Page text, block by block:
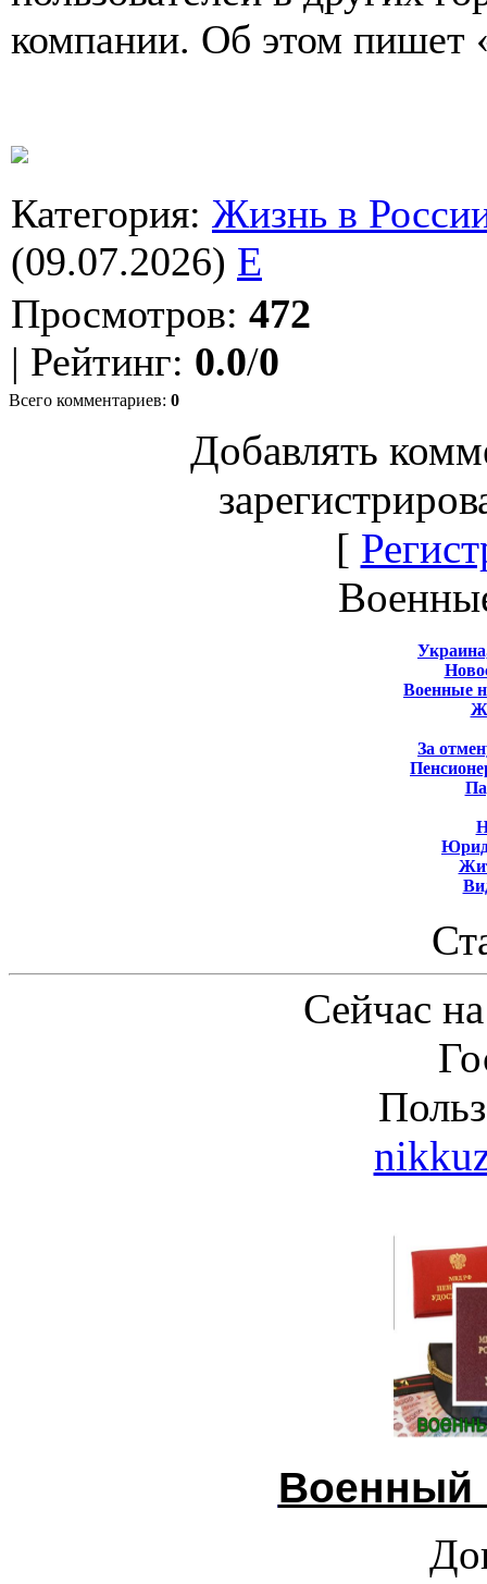
компании. Об этом пишет
Категория: Жизнь в
(09.07.2026) E
Просмотров: 472
| Рейтинг: 0.0/0
Всего комментариев: 0
Добавлять
[
Военные
За
Сейчас
Военный